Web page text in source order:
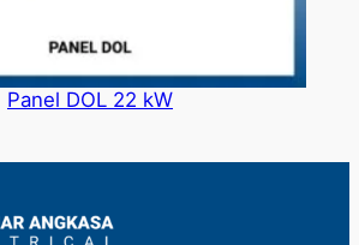
Panel DOL 22 kW